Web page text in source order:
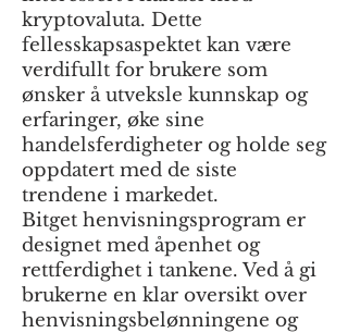
kryptovaluta. Dette
fellesskapsaspektet kan være
verdifullt for brukere som
ønsker å utveksle kunnskap og
erfaringer, øke sine
handelsferdigheter og holde seg
oppdatert med de siste
trendene i markedet.
Bitget henvisningsprogram er
designet med åpenhet og
rettferdighet i tankene. Ved å gi
brukerne en klar oversikt over
henvisningsbelønningene og